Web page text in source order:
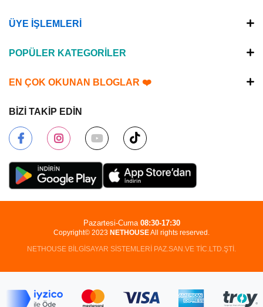
ÜYE İŞLEMLERİ
POPÜLER KATEGORİLER
EN ÇOK OKUNAN BLOGLAR ❤️
BİZİ TAKİP EDİN
Copyright© 2023 NETHOUSEAll rights reserved.
NETHOUSE BİLGİSAYAR SİSTEMLERİ PAZ.SAN.VE TİC.LTD.ŞTİ.
Pazartesi-Cuma 08:30-17:30